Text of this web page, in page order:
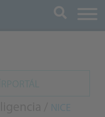
Keresés
NICE